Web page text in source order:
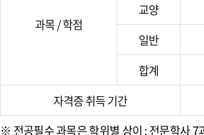
과목 / 학점
교양
일반
합계
자격증 취득 기간
※ 전공필수 과목은 학위별 상이 : 전문학사